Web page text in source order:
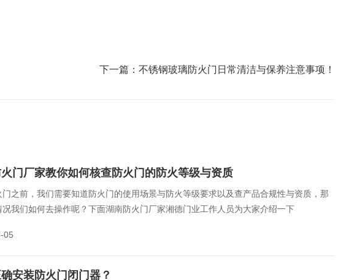
下一篇： 不锈钢玻璃防火门日常清洁与保养注意事项！
门厂家教你如何核查防火门的防火等级与资质
门之前，我们需要知道防火门的使用场景与防火等级要求以及查产品合规性与资质，那
况我们如何去操作呢？下面湖南防火门厂家湘德门业工作人员为大家介绍一下
05
安装防火门闭门器？